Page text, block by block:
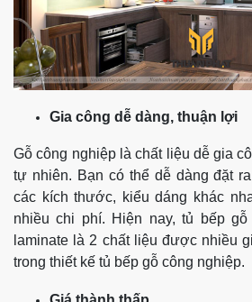
Gia công dễ dàng, thuận lợi
Gỗ công nghiệp là chất liệu dễ gia
tự nhiên. Bạn có thể dễ dàng đặt
các kích thước, kiểu dáng khác
nhiều chi phí. Hiện nay, tủ bếp
laminate là 2 chất liệu được nhiều
trong thiết kế tủ bếp gỗ công nghiệp.